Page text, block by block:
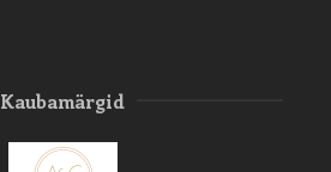
Kaubamärgid